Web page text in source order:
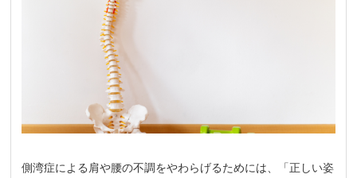
側湾症による肩や腰の不調をやわらげるためには、「正しい姿